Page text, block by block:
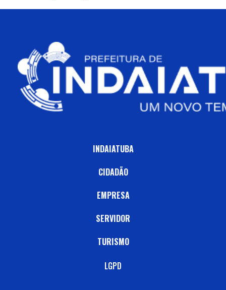
INDAIATUBA
CIDADÃO
EMPRESA
SERVIDOR
TURISMO
LGPD